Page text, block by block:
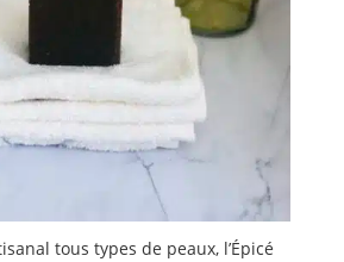
tous types de peaux, l’Épicé